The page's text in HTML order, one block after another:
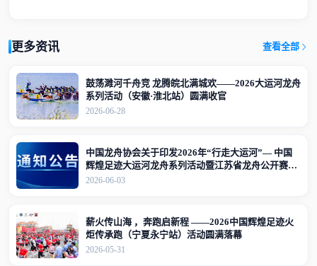
更多资讯 查看全部
鼓荡濉河千舟竞 龙腾皖北满城欢——2026大运河龙舟
系列活动（安徽·淮北站）圆满收官
2026-06-28
中国龙舟协会关于印发2026年“行走大运河”— 中国
辉煌足迹大运河龙舟系列活动暨江苏省龙舟公开赛
（江苏·宜兴站）竞赛规程的通知
2026-06-03
薪火传山海 ，奔跑启新程 ——2026中国辉煌足迹火
炬传承跑（宁夏永宁站）活动圆满落幕
2026-05-31